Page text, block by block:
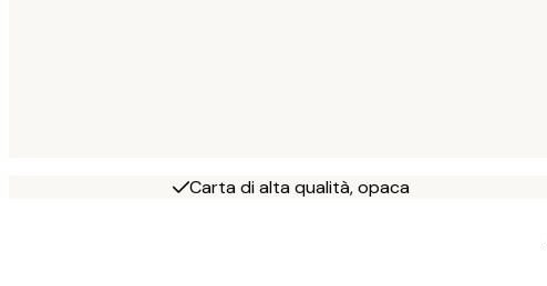
Carta di alta qualità, opaca